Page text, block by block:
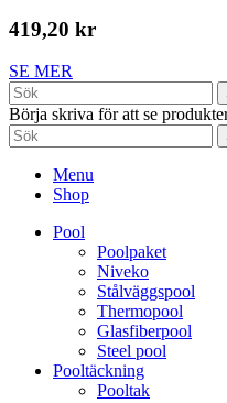
419,20 kr
SE MER
Börja skriva för att se
Menu
Shop
Pool
Poolpaket
Niveko
Stålväggspool
Thermopool
Glasfiberpool
Steel pool
Pooltäckning
Pooltak